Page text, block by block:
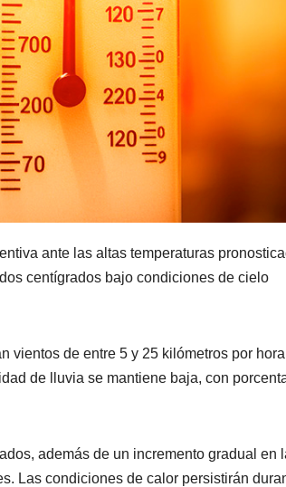
ante las altas temperaturas
centígrados bajo condiciones de cielo
vientos de entre 5 y 25 kilómetros por
de lluvia se mantiene baja, con
además de un incremento gradual en
Las condiciones de calor persistirán